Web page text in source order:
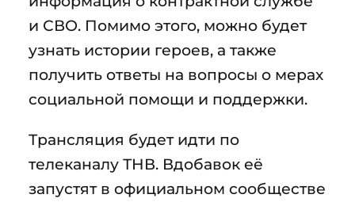
и СВО. Помимо этого, можно будет
узнать истории героев, а также
получить ответы на вопросы о мерах
социальной помощи и поддержки.
Трансляция будет идти по
телеканалу ТНВ. Вдобавок её
запустят в официальном сообществе